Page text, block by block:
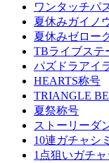
ワンタッチパ
夏休みガイノ
夏休みゼロー
TBライブステ
パズドラアイ
HEARTS称号
TRIANGLE
夏祭称号
ストーリーダ
10連ガチャシ
1点狙いガチャ